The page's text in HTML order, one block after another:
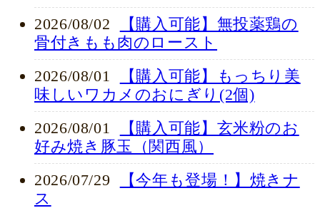
2026/08/02
【購入可能】無投薬鶏の
骨付きもも肉のロースト
2026/08/01
【購入可能】もっちり美
味しいワカメのおにぎり(2個)
2026/08/01
【購入可能】玄米粉のお
好み焼き豚玉（関西風）
2026/07/29
【今年も登場！】焼きナ
ス